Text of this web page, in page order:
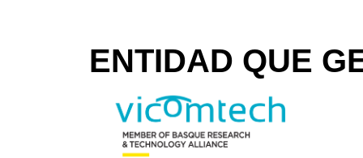
ENTIDAD QUE